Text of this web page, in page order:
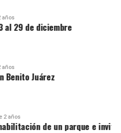
años
29 de diciembre
años
Benito Juárez
2 años
de un parque e